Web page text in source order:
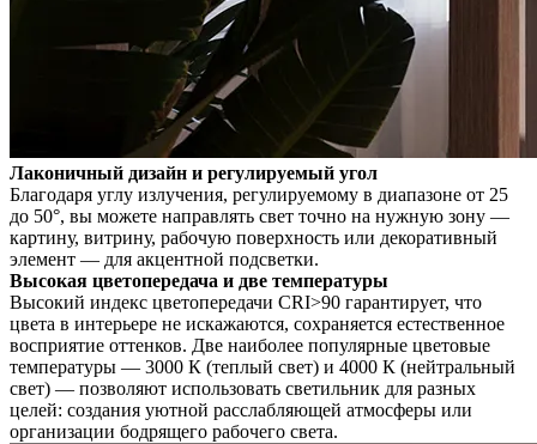
Лаконичный дизайн и регулируемый угол
Благодаря углу излучения, регулируемому в диапазоне от 25
до 50°, вы можете направлять свет точно на нужную зону —
картину, витрину, рабочую поверхность или декоративный
элемент — для акцентной подсветки.
Высокая цветопередача и две температуры
Высокий индекс цветопередачи CRI>90 гарантирует, что
цвета в интерьере не искажаются, сохраняется естественное
восприятие оттенков. Две наиболее популярные цветовые
температуры — 3000 К (теплый свет) и 4000 К (нейтральный
свет) — позволяют использовать светильник для разных
целей: создания уютной расслабляющей атмосферы или
организации бодрящего рабочего света.